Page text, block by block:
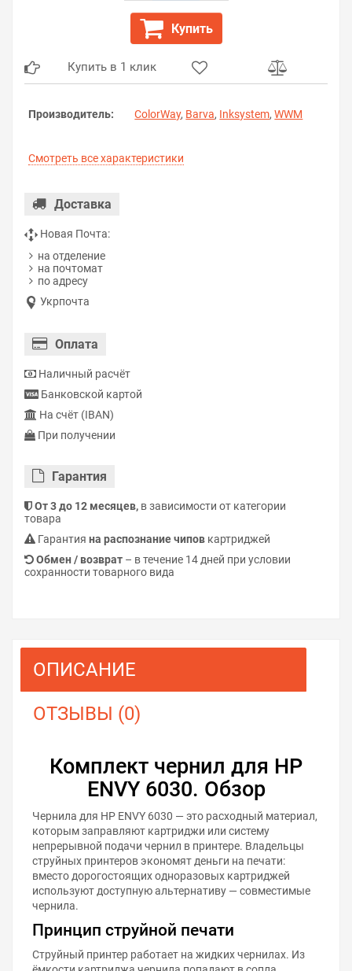
Купить
Купить в 1 клик
Производитель: ColorWay, Barva, Inksystem,WWM
Смотреть все характеристики
Доставка
Новая Почта:
на отделение
на почтомат
по адресу
Укрпочта
Оплата
Наличный расчёт
Банковской картой
На счёт (IBAN)
При получении
Гарантия
От 3 до 12 месяцев, в зависимости от категории
товара
Гарантия на распознание чипов картриджей
Обмен / возврат – в течение 14 дней при условии
сохранности товарного вида
ОПИСАНИЕ
ОТЗЫВЫ (0)
Комплект чернил для HP
ENVY 6030. Обзор
Чернила для HP ENVY 6030 — это расходный материал,
которым заправляют картриджи или систему
непрерывной подачи чернил в принтере. Владельцы
струйных принтеров экономят деньги на печати:
вместо дорогостоящих одноразовых картриджей
используют доступную альтернативу — совместимые
чернила.
Принцип струйной печати
Струйный принтер работает на жидких чернилах. Из